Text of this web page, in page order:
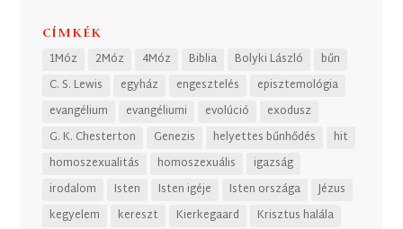
CÍMKÉK
1Móz 2Móz 4Móz Biblia Bolyki László
bűn
C. S. Lewis
egyház engesztelés
episztemológia
evangélium
evangéliumi evolúció
exodusz
G. K. Chesterton
Genezis helyettes bűnhődés
hit
homoszexualitás
homoszexuális
igazság
irodalom
Isten Isten igéje Isten országa
Jézus
kegyelem
kereszt Kierkegaard Krisztus halála